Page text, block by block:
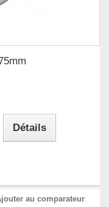
Détails
au comparateur